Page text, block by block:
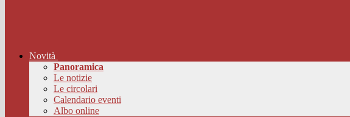
Novità
Panoramica
Le notizie
Le circolari
Calendario eventi
Albo online